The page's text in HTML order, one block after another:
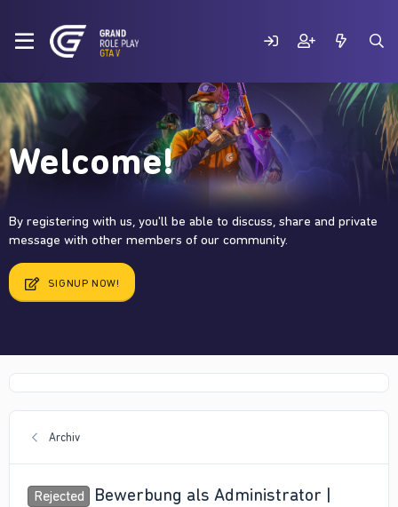
Welcome!
By registering with us, you'll be able to discuss, share and private
message with other members of our community.
SIGNUP NOW!
Archiv
Rejected
Bewerbung als Administrator |